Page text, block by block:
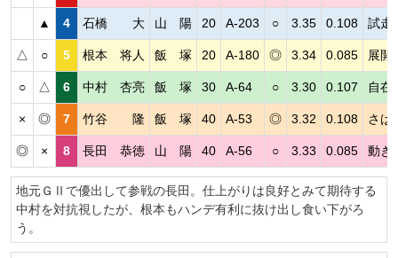
▲ 4 石橋 大 山 陽 20 A-203 ○ 3.35 0.108 試走
△ ○ 5 根本 将人 飯 塚 20 A-180 ◎ 3.34 0.085 展開
○ △ 6 中村 杏亮 飯 塚 30 A-64 ○ 3.30 0.107 自在
× ◎ 7 竹谷 隆 飯 塚 40 A-53 ◎ 3.32 0.108 さば
◎ × 8 長田 恭徳 山 陽 40 A-56 ○ 3.33 0.085 動き
地元ＧⅡで優出して参戦の長田。仕上がりは良好とみて期待する
中村を対抗視したが、根本もハンデ有利に抜け出し食い下がろ
う。